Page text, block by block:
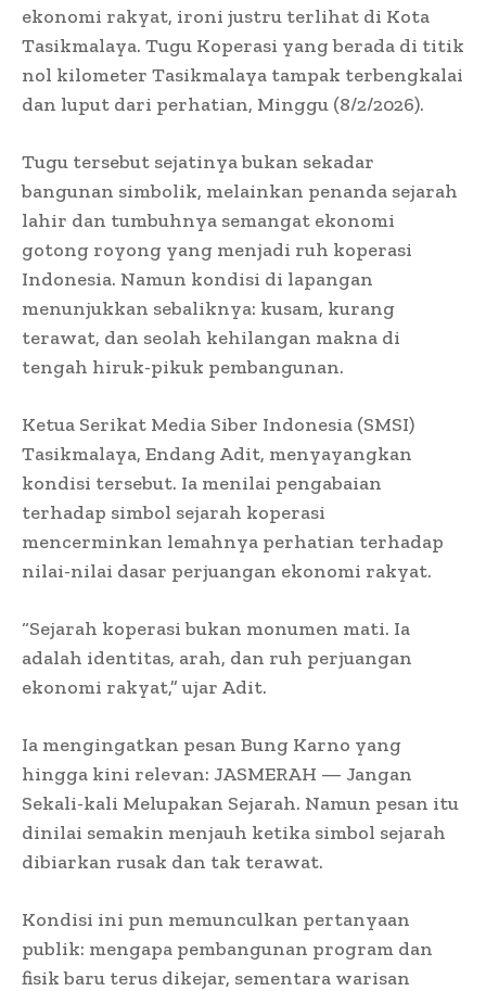
ekonomi rakyat, ironi justru terlihat di Kota
Tasikmalaya. Tugu Koperasi yang berada di titik
nol kilometer Tasikmalaya tampak terbengkalai
dan luput dari perhatian, Minggu (8/2/2026).
Tugu tersebut sejatinya bukan sekadar
bangunan simbolik, melainkan penanda sejarah
lahir dan tumbuhnya semangat ekonomi
gotong royong yang menjadi ruh koperasi
Indonesia. Namun kondisi di lapangan
menunjukkan sebaliknya: kusam, kurang
terawat, dan seolah kehilangan makna di
tengah hiruk-pikuk pembangunan.
Ketua Serikat Media Siber Indonesia (SMSI)
Tasikmalaya, Endang Adit, menyayangkan
kondisi tersebut. Ia menilai pengabaian
terhadap simbol sejarah koperasi
mencerminkan lemahnya perhatian terhadap
nilai-nilai dasar perjuangan ekonomi rakyat.
“Sejarah koperasi bukan monumen mati. Ia
adalah identitas, arah, dan ruh perjuangan
ekonomi rakyat,” ujar Adit.
Ia mengingatkan pesan Bung Karno yang
hingga kini relevan: JASMERAH — Jangan
Sekali-kali Melupakan Sejarah. Namun pesan itu
dinilai semakin menjauh ketika simbol sejarah
dibiarkan rusak dan tak terawat.
Kondisi ini pun memunculkan pertanyaan
publik: mengapa pembangunan program dan
fisik baru terus dikejar, sementara warisan